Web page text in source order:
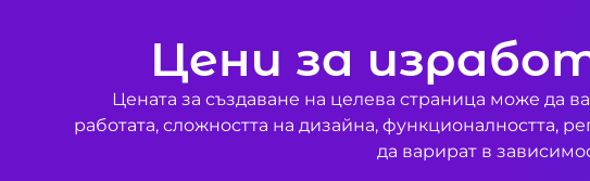
Цени за
Цената за създаване на целева страница може да
работата, сложността на дизайна, функционалността,
да варират в